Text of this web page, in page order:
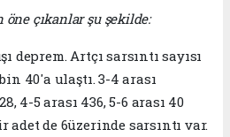
öne çıkanlar şu şekilde:
deprem. Artçı sarsıntı sayısı
40'a ulaştı. 3-4 arası
4-5 arası 436, 5-6 arası 40
de 6üzerinde sarsıntı var.